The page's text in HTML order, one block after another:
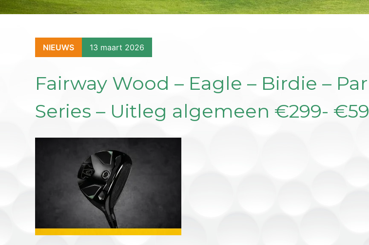
NIEUWS 13 maart 2026
Fairway Wood – Eagle – Birdie – Par
Series – Uitleg algemeen €299- €59